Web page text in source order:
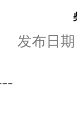
发布日